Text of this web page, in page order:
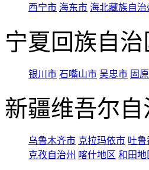
西宁市 海东市 海北藏族自治
宁夏回族自治
银川市 石嘴山市 吴忠市 固
新疆维吾尔自
乌鲁木齐市 克拉玛依市 吐鲁
克孜自治州 喀什地区 和田地